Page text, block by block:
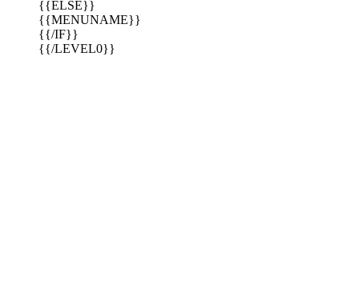
{{ELSE}}
{{MENUNAME}}
{{/IF}}
{{/LEVEL0}}